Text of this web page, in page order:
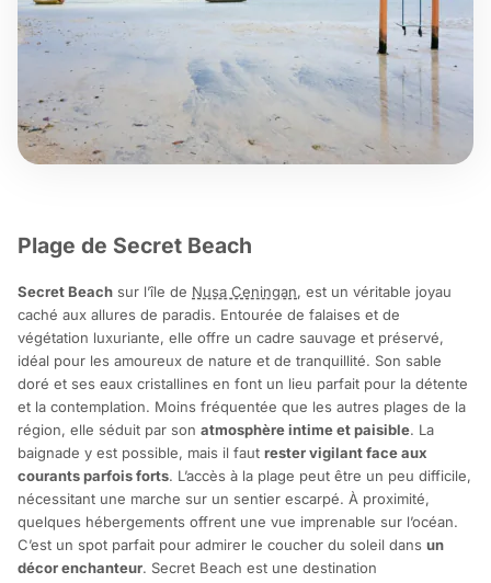
Plage de Secret Beach
Secret Beach sur l’île de Nusa Ceningan, est un véritable joyau
caché aux allures de paradis. Entourée de falaises et de
végétation luxuriante, elle offre un cadre sauvage et préservé,
idéal pour les amoureux de nature et de tranquillité. Son sable
doré et ses eaux cristallines en font un lieu parfait pour la détente
et la contemplation. Moins fréquentée que les autres plages de la
région, elle séduit par son atmosphère intime et paisible. La
baignade y est possible, mais il faut rester vigilant face aux
courants parfois forts. L’accès à la plage peut être un peu difficile,
nécessitant une marche sur un sentier escarpé. À proximité,
quelques hébergements offrent une vue imprenable sur l’océan.
C’est un spot parfait pour admirer le coucher du soleil dans un
décor enchanteur. Secret Beach est une destination